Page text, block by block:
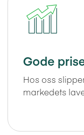
Gode
Hos oss
markedets